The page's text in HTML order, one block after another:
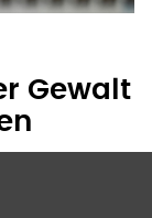
Gewalt